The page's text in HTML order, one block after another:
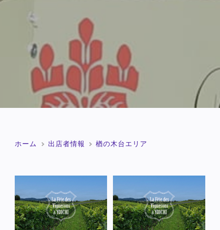
ホーム 出店者情報 楢の木台エリア